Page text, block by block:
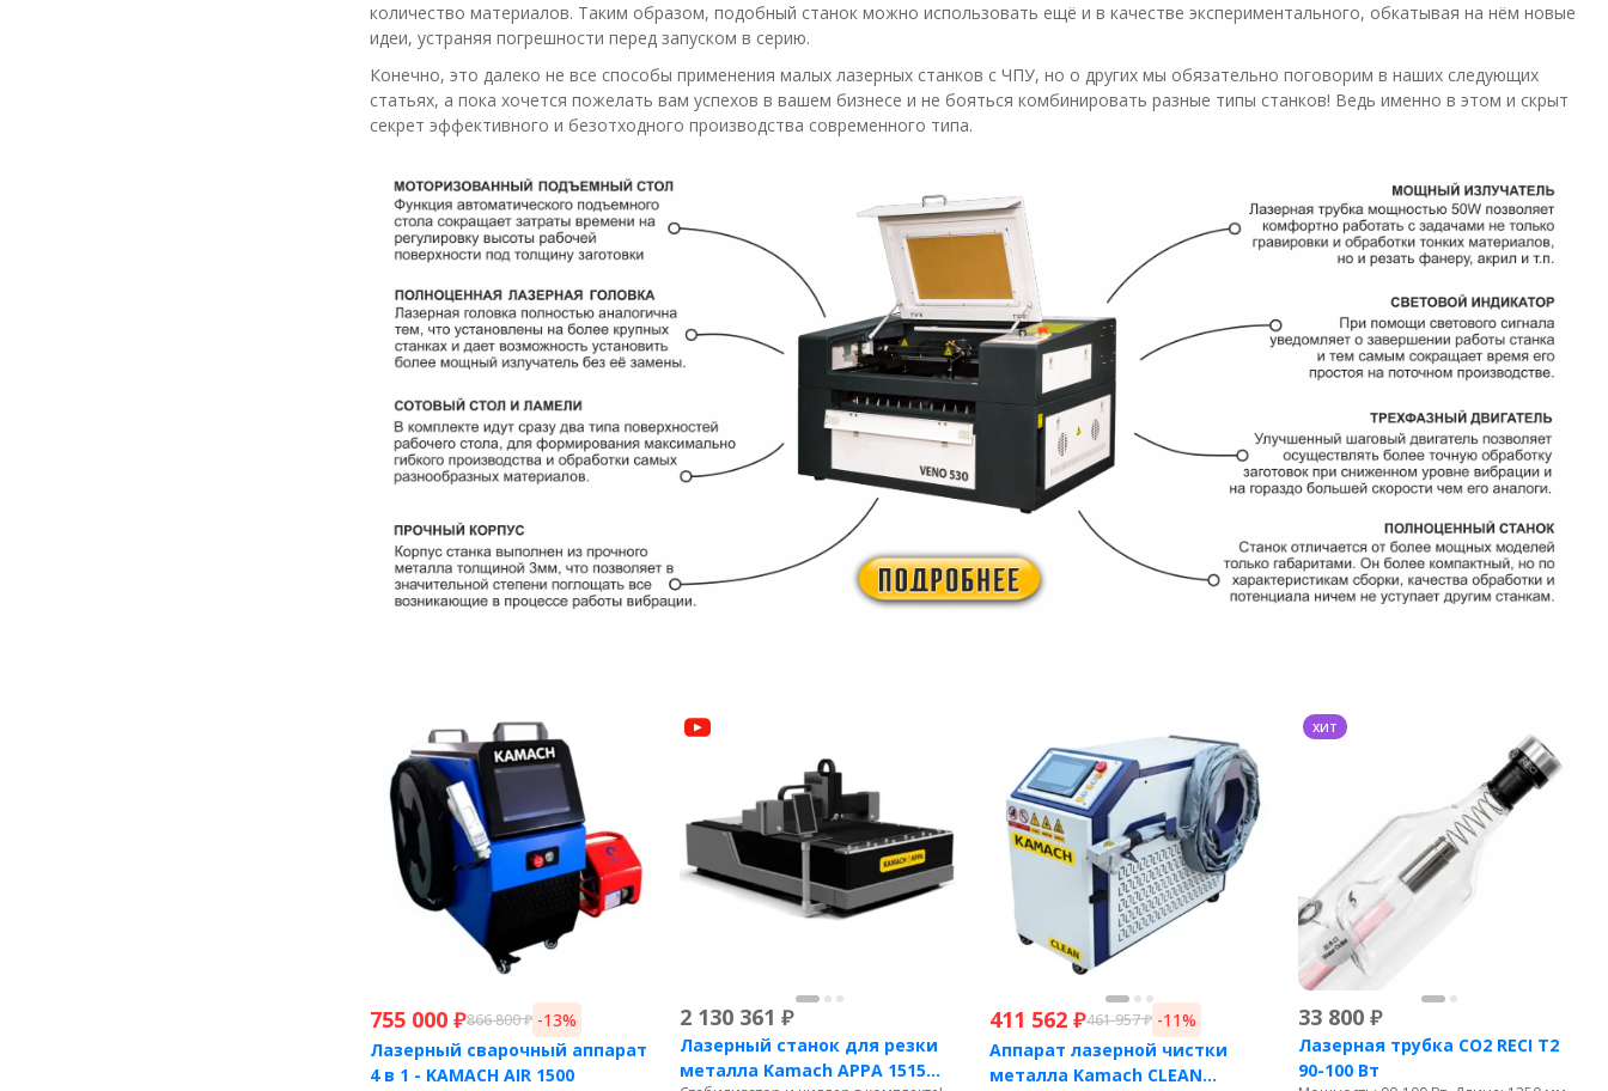
количество материалов. Таким образом, подобный станок можно использовать ещё и в качестве экспериментального, обкатывая на нём новые
идеи, устраняя погрешности перед запуском в серию.
Конечно, это далеко не все способы применения малых лазерных станков с ЧПУ, но о других мы обязательно поговорим в наших следующих
статьях, а пока хочется пожелать вам успехов в вашем бизнесе и не бояться комбинировать разные типы станков! Ведь именно в этом и скрыт
секрет эффективного и безотходного производства современного типа.
755 000 ₽866 800₽ -13%
Лазерный сварочный аппарат
4 в 1 - KAMACH AIR 1500
2 130 361 ₽
Лазерный станок для резки
металла Kamach APPA 1515
411 562 ₽461 957₽ -11%
Аппарат лазерной чистки
металла Kamach CLEAN
хит
33 800 ₽
Лазерная трубка CO2 RECI T2
90-100 Вт